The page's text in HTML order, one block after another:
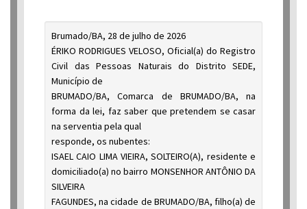
Brumado/BA, 28 de julho de 2026
ÉRIKO RODRIGUES VELOSO, Oficial(a) do Registro
Civil das Pessoas Naturais do Distrito SEDE,
Município de
BRUMADO/BA, Comarca de BRUMADO/BA, na
forma da lei, faz saber que pretendem se casar
na serventia pela qual
responde, os nubentes:
ISAEL CAIO LIMA VIEIRA, SOLTEIRO(A), residente e
domiciliado(a) no bairro MONSENHOR ANTÔNIO DA
SILVEIRA
FAGUNDES, na cidade de BRUMADO/BA, filho(a) de